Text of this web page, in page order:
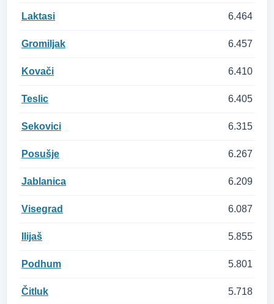
Laktasi 6.464
Gromiljak 6.457
Kovači 6.410
Teslic 6.405
Sekovici 6.315
Posušje 6.267
Jablanica 6.209
Visegrad 6.087
Ilijaš 5.855
Podhum 5.801
Čitluk 5.718